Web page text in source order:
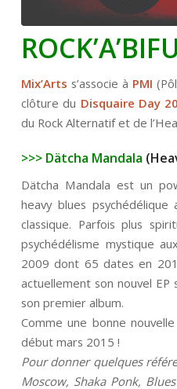
Mix’Arts s’associe à PMI
clôture du Disquaire Day
du Rock Alternatif et de
>>> Dätcha Mandala
Dätcha Mandala est un
heavy blues
classique. Parfois plus
psychédélisme mystique
2009 dont 65 dates en
actuellement son nouvel
son premier album.
Comme une bonne
début mars 2015 !
Pour donner quelques
Moscow, Shaka Ponk,